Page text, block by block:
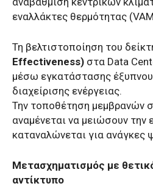
εναλλάκτες θερμότητας
Τη βελτιστοποίηση του
Effectiveness) στα Data
μέσω εγκατάστασης
διαχείρισης ενέργειας.
Την τοποθέτηση μεμβρανών
αναμένεται να μειώσουν την
καταναλώνεται για
Μετασχηματισμός με
αντίκτυπο